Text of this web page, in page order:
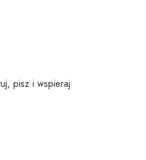
pisz i wspieraj